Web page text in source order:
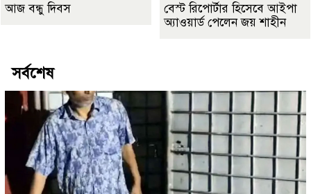
আজ বন্ধু দিবস
বেস্ট রিপোর্টার হিসেবে আইপা
অ্যাওয়ার্ড পেলেন জয় শাহীন
সর্বশেষ